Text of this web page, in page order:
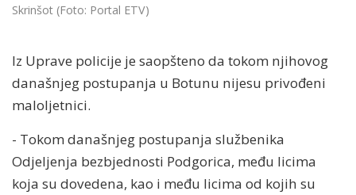
Skrinšot (Foto: Portal ETV)
Iz Uprave policije je saopšteno da tokom njihovog
današnjeg postupanja u Botunu nijesu privođeni
maloljetnici.
- Tokom današnjeg postupanja službenika
Odjeljenja bezbjednosti Podgorica, među licima
koja su dovedena, kao i među licima od kojih su